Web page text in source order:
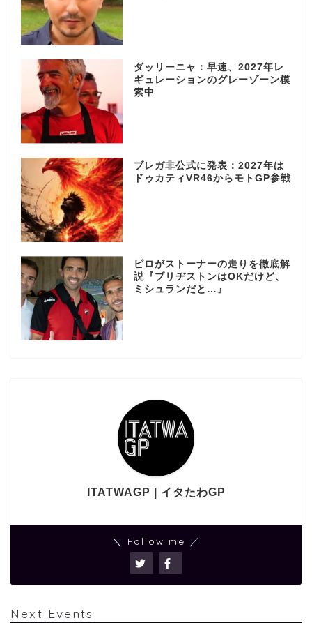
ダッリーニャ：早速、2027年レ
ギュレーションのグレーゾーン模
索中
ブレガ非公式に発表：2027年は
ドゥカティVR46からモトGP参戦
ピロがストーナーの走りを徹底解
説『ブリヂストンはOKだけど、
ミシュランだと…』
ITATWAGP | イタたわGP
＼ Follow me ／
Next Events